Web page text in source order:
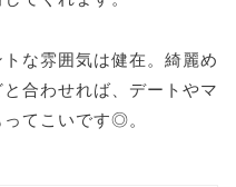
な雰囲気は健在。綺麗め
合わせれば、デートやマ
てこいです◎。